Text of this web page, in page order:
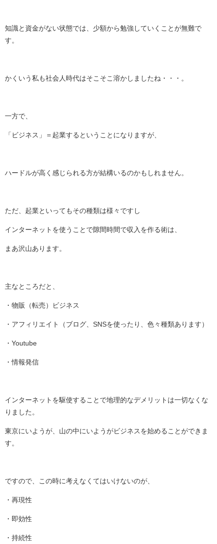
知識と資金がない状態では、少額から勉強していくことが無難で
す。
かくいう私も社会人時代はそこそこ溶かしましたね・・・。
一方で、
「ビジネス」＝起業するということになりますが、
ハードルが高く感じられる方が結構いるのかもしれません。
ただ、起業といってもその種類は様々ですし
インターネットを使うことで隙間時間で収入を作る術は、
まあ沢山あります。
主なところだと、
・物販（転売）ビジネス
・アフィリエイト（ブログ、SNSを使ったり、色々種類あります）
・Youtube
・情報発信
インターネットを駆使することで地理的なデメリットは一切なくな
りました。
東京にいようが、山の中にいようがビジネスを始めることができま
す。
ですので、この時に考えなくてはいけないのが、
・再現性
・即効性
・持続性